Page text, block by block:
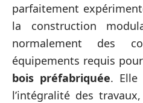
parfaitement
la construction
normalement des
équipements requis
bois préfabriquée. Elle
l’intégralité des